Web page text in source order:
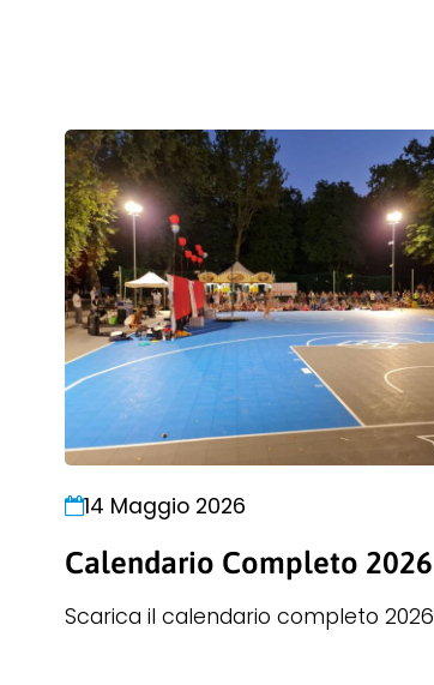
14 Maggio 2026
Calendario Completo 2026
Scarica il calendario completo 2026